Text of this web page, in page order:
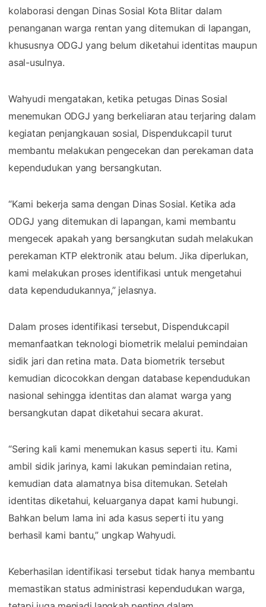
kolaborasi dengan Dinas Sosial Kota Blitar dalam
penanganan warga rentan yang ditemukan di lapangan,
khususnya ODGJ yang belum diketahui identitas maupun
asal-usulnya.
Wahyudi mengatakan, ketika petugas Dinas Sosial
menemukan ODGJ yang berkeliaran atau terjaring dalam
kegiatan penjangkauan sosial, Dispendukcapil turut
membantu melakukan pengecekan dan perekaman data
kependudukan yang bersangkutan.
“Kami bekerja sama dengan Dinas Sosial. Ketika ada
ODGJ yang ditemukan di lapangan, kami membantu
mengecek apakah yang bersangkutan sudah melakukan
perekaman KTP elektronik atau belum. Jika diperlukan,
kami melakukan proses identifikasi untuk mengetahui
data kependudukannya,” jelasnya.
Dalam proses identifikasi tersebut, Dispendukcapil
memanfaatkan teknologi biometrik melalui pemindaian
sidik jari dan retina mata. Data biometrik tersebut
kemudian dicocokkan dengan database kependudukan
nasional sehingga identitas dan alamat warga yang
bersangkutan dapat diketahui secara akurat.
“Sering kali kami menemukan kasus seperti itu. Kami
ambil sidik jarinya, kami lakukan pemindaian retina,
kemudian data alamatnya bisa ditemukan. Setelah
identitas diketahui, keluarganya dapat kami hubungi.
Bahkan belum lama ini ada kasus seperti itu yang
berhasil kami bantu,” ungkap Wahyudi.
Keberhasilan identifikasi tersebut tidak hanya membantu
memastikan status administrasi kependudukan warga,